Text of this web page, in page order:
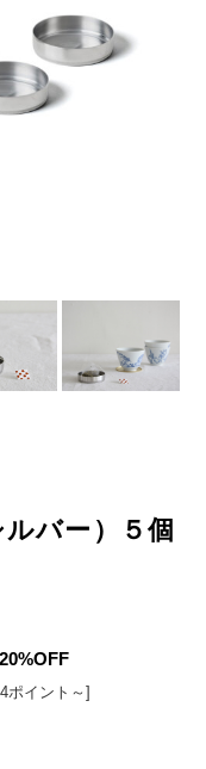
バー）５個
20%OFF
ポイント～]